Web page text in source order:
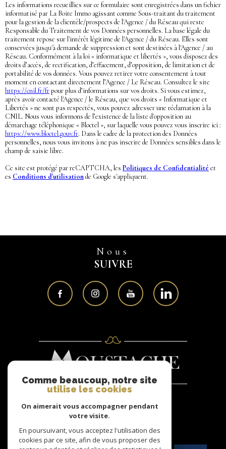
Les informations recueillies sur ce formulaire sont enregistrées dans un fichier
informatisé par La Boite Immo agissant comme Sous-traitant du traitement
pour la gestion de la clientèle/prospects de l'Agence / du Réseau qui reste
Responsable du Traitement de vos Données personnelles. La base légale du
traitement repose sur l'intérêt légitime de l'Agence / du Réseau. Elles sont
conservées jusqu'à demande de suppression et sont destinées à l'Agence / au
Réseau. Conformément à la loi « informatique et libertés », vous disposez des
droits d’accès, de rectification, d’effacement, d’opposition, de limitation et de
portabilité de vos données. Vous pouvez retirer votre consentement à tout
moment en contactant directement l’Agence / Le Réseau. Consultez le site
https://cnil.fr/frpour plus d’informations sur vos droits. Si vous estimez,
après avoir contacté l'Agence / le Réseau, que vos droits « Informatique et
Libertés » ne sont pas respectés, vous pouvez adresser une réclamation à la
CNIL. Nous vous informons de l’existence de la liste d'opposition au
démarchage téléphonique « Bloctel », sur laquelle vous pouvez vous inscrire ici :
https://www.bloctel.gouv.fr. Dans le cadre de la protection des Données
personnelles, nous vous invitons à ne pas inscrire de Données sensibles dans le
champ de saisie libre.
Ce site est protégé par reCAPTCHA, les Politiques de Confidentialité et
es Conditions d'utilisationde Google s'appliquent.
Nous
SUIVRE
Nous
ADHÉRONS
Comme beaucoup, notre site
utilise les cookies
On aimerait vous accompagner pendant
votre visite.
En poursuivant, vous acceptez l'utilisation des
cookies par ce site, afin de vous proposer des